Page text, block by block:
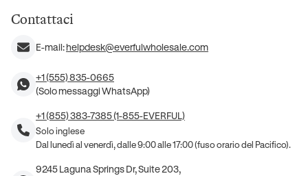
Contattaci
E-mail:helpdesk@everfulwholesale.com
+1 (555) 835-0665
(Solo messaggi WhatsApp)
+1 (855) 383-7385 (1-855-EVERFUL)
Solo inglese
Dal lunedì al venerdì, dalle 9:00 alle 17:00 (fuso orario del Pacifico).
9245 Laguna Springs Dr, Suite 203,